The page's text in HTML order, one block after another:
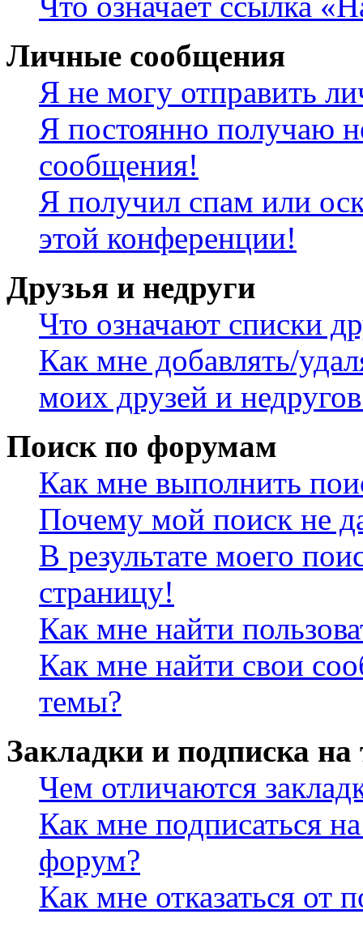
Личные сообщения
Я не могу отправить
Я постоянно получаю
сообщения!
Я получил спам или
этой конференции!
Друзья и недруги
Что означают списки
Как мне добавлять/
моих друзей и
Поиск по форумам
Как мне выполнить
Почему мой поиск не
В результате моего
страницу!
Как мне найти
Как мне найти свои
темы?
Закладки и подписка
Чем отличаются
Как мне подписаться
форум?
Как мне отказаться от